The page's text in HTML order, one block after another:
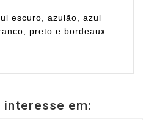
escuro, azulão, azul
preto e bordeaux.
interesse em: